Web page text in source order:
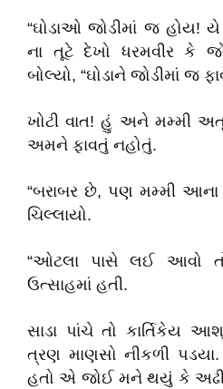
“ઘોડાઓ જોડીમાં જ હોય!
ના તૂટે દેખો ધરમવીર કે
બોલ્યો, “ઘોડાને જોડીમાં જ
ખોટી વાત! હું અને મમ્મી
અમને ફાવતું નહોતું.
“બરાબર છે, પણ મમ્મી
ચિલ્લાયો.
“ઓટલા પાસે લઈ આવો
ઉત્સાહમાં હતી.
સાડા પાંચે તો કાર્તિકેય
ત્રણ માણસો નીકળી
હતો એ જોઈ મને થયું કે અઢી